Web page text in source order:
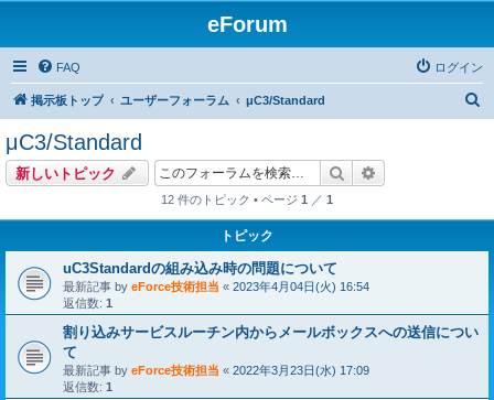
eForum
FAQ ログイン
掲示板トップ ユーザーフォーラム μC3/Standard
μC3/Standard
新しいトピック 検索
12 件のトピック • ページ 1 ／ 1
トピック
uC3Standardの組み込み時の問題について
最新記事 by eForce技術担当 « 2023年4月04日(火) 16:54
返信数: 1
割り込みサービスルーチン内からメールボックスへの送信につい
て
最新記事 by eForce技術担当 « 2022年3月23日(水) 17:09
返信数: 1